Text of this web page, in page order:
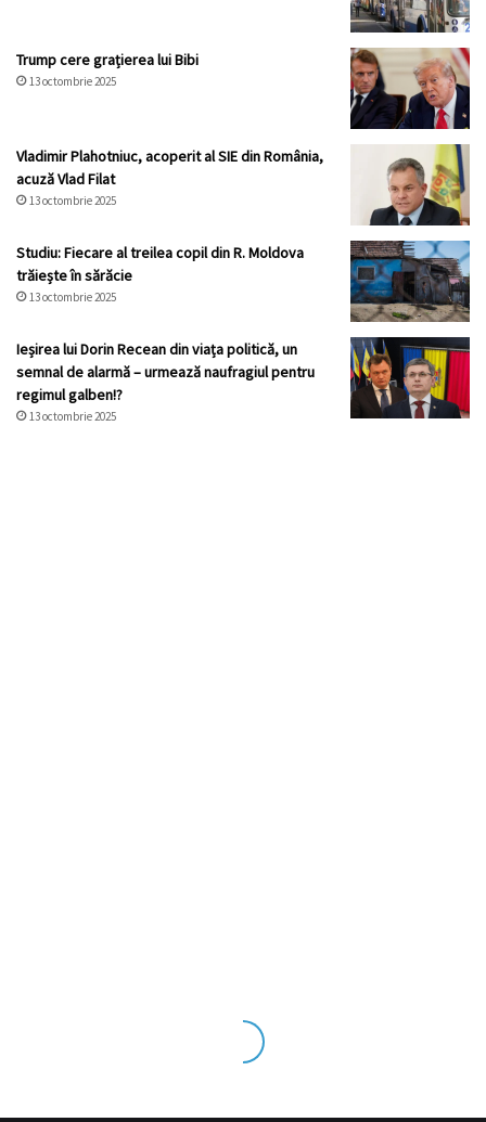
Trump cere grațierea lui Bibi
13 octombrie 2025
Vladimir Plahotniuc, acoperit al SIE din România,
acuză Vlad Filat
13 octombrie 2025
Studiu: Fiecare al treilea copil din R. Moldova
trăiește în sărăcie
13 octombrie 2025
Ieșirea lui Dorin Recean din viața politică, un
semnal de alarmă – urmează naufragiul pentru
regimul galben!?
13 octombrie 2025